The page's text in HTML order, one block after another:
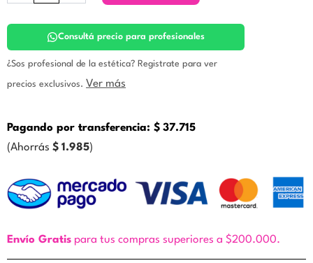
Icono
cantidad
Consultá precio para profesionales
¿Sos profesional de la estética? Registrate para ver
precios exclusivos. Ver más
Pagando por transferencia: $ 37.715
(Ahorrás $ 1.985)
Envío Gratis para tus compras superiores a $200.000.